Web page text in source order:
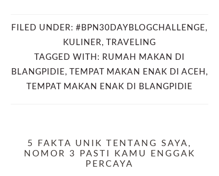
FILED UNDER: #BPN30DAYBLOGCHALLENGE,
KULINER, TRAVELING
TAGGED WITH: RUMAH MAKAN DI
BLANGPIDIE, TEMPAT MAKAN ENAK DI ACEH ,
TEMPAT MAKAN ENAK DI BLANGPIDIE
5 FAKTA UNIK TENTANG SAYA,
NOMOR 3 PASTI KAMU ENGGAK
PERCAYA